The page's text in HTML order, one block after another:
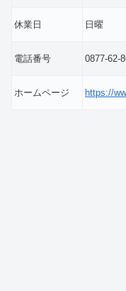
休業日 日曜
電話番号 0877-62-
ホームページ https://